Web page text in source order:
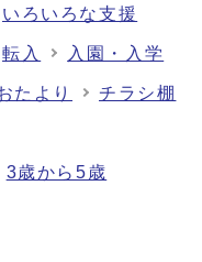
いろいろな支援
転入 入園・入学
たより チラシ棚
3歳から5歳